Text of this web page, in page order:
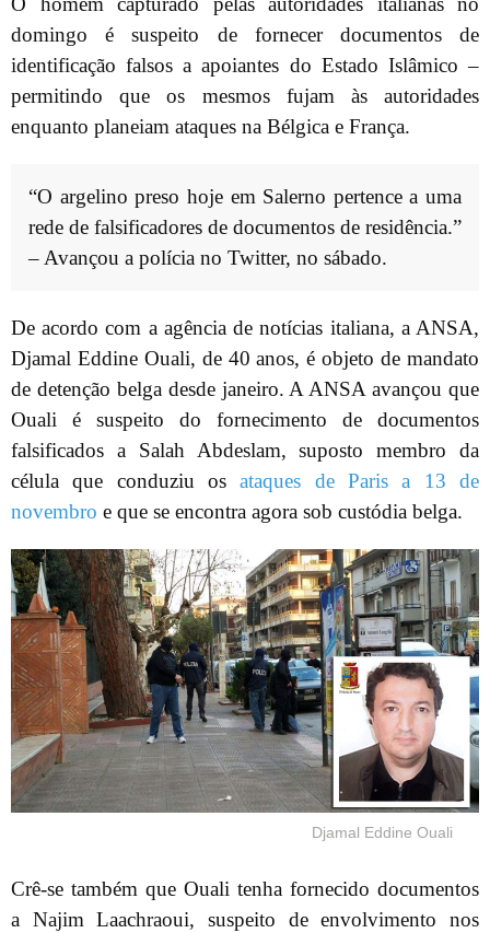
domingo é suspeito de fornecer documentos de
identificação falsos a apoiantes do Estado Islâmico –
permitindo que os mesmos fujam às autoridades
enquanto planeiam ataques na Bélgica e França.
“O argelino preso hoje em Salerno pertence a uma
rede de falsificadores de documentos de residência.”
– Avançou a polícia no Twitter, no sábado.
De acordo com a agência de notícias italiana, a ANSA,
Djamal Eddine Ouali, de 40 anos, é objeto de mandato
de detenção belga desde janeiro. A ANSA avançou que
Ouali é suspeito do fornecimento de documentos
falsificados a Salah Abdeslam, suposto membro da
célula que conduziu osataques de Paris a 13 de
novembro e que se encontra agora sob custódia belga.
Djamal Eddine Ouali
Crê-se também que Ouali tenha fornecido documentos
a Najim Laachraoui, suspeito de envolvimento nos